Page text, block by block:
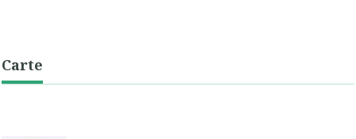
Carte